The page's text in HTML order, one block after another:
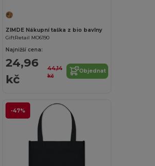
ZIMDE Nákupní taška z bio bavlny
GiftRetail MO6190
Najnižší cena:
24,96
kč
44,14
kč
Objednat
-47%